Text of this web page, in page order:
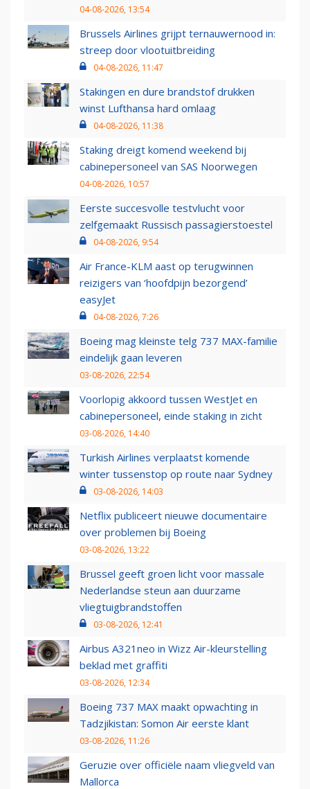
04-08-2026, 13:54
Brussels Airlines grijpt ternauwernood in:
streep door vlootuitbreiding
04-08-2026, 11:47
Stakingen en dure brandstof drukken
winst Lufthansa hard omlaag
04-08-2026, 11:38
Staking dreigt komend weekend bij
cabinepersoneel van SAS Noorwegen
04-08-2026, 10:57
Eerste succesvolle testvlucht voor
zelfgemaakt Russisch passagierstoestel
04-08-2026, 9:54
Air France-KLM aast op terugwinnen
reizigers van ‘hoofdpijn bezorgend’
easyJet
04-08-2026, 7:26
Boeing mag kleinste telg 737 MAX-familie
eindelijk gaan leveren
03-08-2026, 22:54
Voorlopig akkoord tussen WestJet en
cabinepersoneel, einde staking in zicht
03-08-2026, 14:40
Turkish Airlines verplaatst komende
winter tussenstop op route naar Sydney
03-08-2026, 14:03
Netflix publiceert nieuwe documentaire
over problemen bij Boeing
03-08-2026, 13:22
Brussel geeft groen licht voor massale
Nederlandse steun aan duurzame
vliegtuigbrandstoffen
03-08-2026, 12:41
Airbus A321neo in Wizz Air-kleurstelling
beklad met graffiti
03-08-2026, 12:34
Boeing 737 MAX maakt opwachting in
Tadzjikistan: Somon Air eerste klant
03-08-2026, 11:26
Geruzie over officiële naam vliegveld van
Mallorca